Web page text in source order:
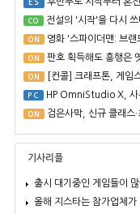
ES
CO 전설의 '시작'을 다시
ON 영화 '스파이더맨: 브랜
ON 판호 획득해도 흥행은
ON [컨콜] 크래프톤, 게임
PC HP OmniStudio X, 사
ON 검은사막, 신규 클래스·
기사리플
출시 대기중인 게임들이 많
올해 지스타는 참가업체가